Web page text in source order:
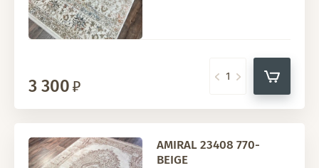
3 300
AMIRAL 23408 770-
BEIGE